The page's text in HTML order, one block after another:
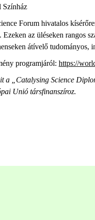
Színház
Forum hivatalos
Ezeken az üléseken rangos
átívelő tudományos,
programjáról: https://
a „Catalysing Science
Unió társfinanszíroz.